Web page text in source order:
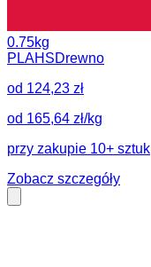
0.75kg
PLAHSDrewno
od 124,23 zł
od 165,64 zł/kg
przy zakupie 10+ sztuk
Zobacz szczegóły